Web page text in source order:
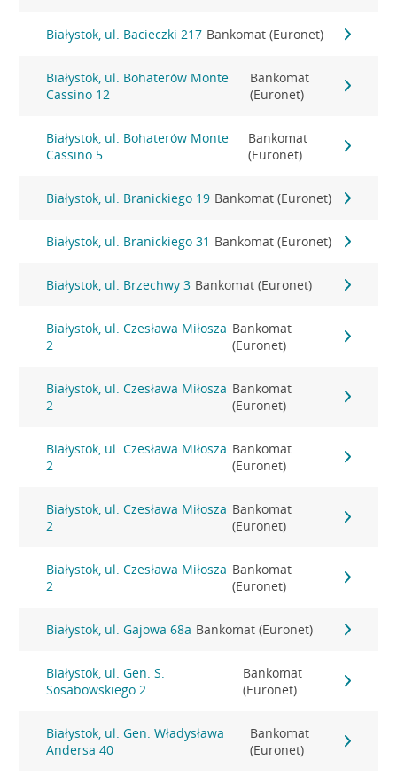
Białystok, ul. Bacieczki 217 Bankomat (Euronet)
Białystok, ul. Bohaterów Monte
Cassino 12
Bankomat
(Euronet)
Białystok, ul. Bohaterów Monte
Cassino 5
Bankomat
(Euronet)
Białystok, ul. Branickiego 19 Bankomat (Euronet)
Białystok, ul. Branickiego 31 Bankomat (Euronet)
Białystok, ul. Brzechwy 3 Bankomat (Euronet)
Białystok, ul. Czesława Miłosza
2
Bankomat
(Euronet)
Białystok, ul. Czesława Miłosza
2
Bankomat
(Euronet)
Białystok, ul. Czesława Miłosza
2
Bankomat
(Euronet)
Białystok, ul. Czesława Miłosza
2
Bankomat
(Euronet)
Białystok, ul. Czesława Miłosza
2
Bankomat
(Euronet)
Białystok, ul. Gajowa 68a Bankomat (Euronet)
Białystok, ul. Gen. S.
Sosabowskiego 2
Bankomat
(Euronet)
Białystok, ul. Gen. Władysława
Andersa 40
Bankomat
(Euronet)